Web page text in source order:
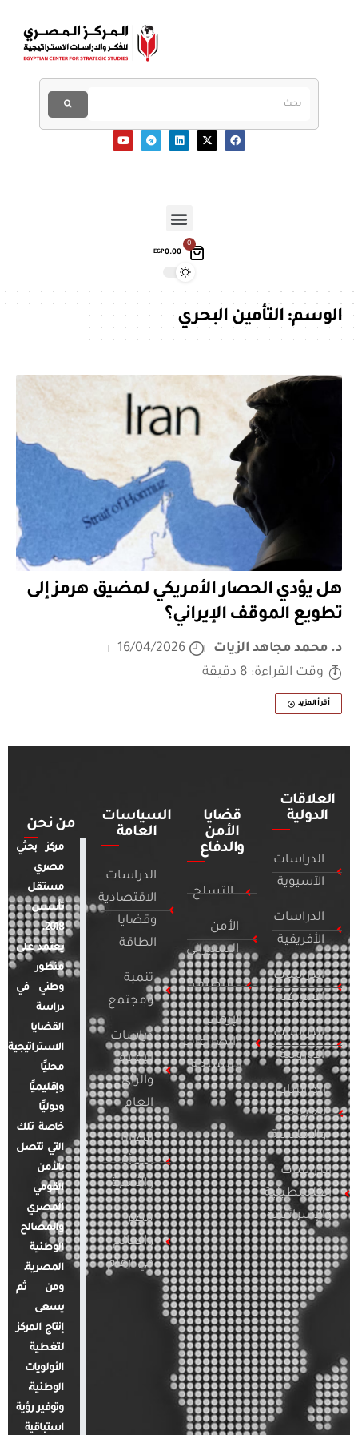
0
EGP0.00
الوسم:التأمين البحري
هل يؤدي الحصار الأمريكي لمضيق هرمز إلى
تطويع الموقف الإيراني؟
د. محمد مجاهد الزيات
16/04/2026
وقت القراءة: 8 دقيقة
أقرأ المزيد
العلاقات
الدولية
الدراسات
الآسيوية
الدراسات
الأفريقية
الدراسات
الأمريكية
الدراسات
الأوروبية
الدراسات
العربية
والإقليمية
الدراسات
الفلسطينية
والإسرائيلية
قضايا
الأمن
والدفاع
التسلح
الأمن
السيبراني
التطرف
الإرهاب
والصراعات
المسلحة
السياسات
العامة
الدراسات
الاقتصادية
وقضايا
الطاقة
تنمية
ومجتمع
دراسات
الإعلام
والرأي
العام
قضايا
المرأة
والأسرة
مصر
والعالم
في أرقام
من نحن
مركز بحثي
مصري
مستقل
تأسس
2018.
يعتمد على
منظور
وطني في
دراسة
القضايا
الاستراتيجية
محليًا
وإقليميًا
ودوليًا
خاصة تلك
التي تتصل
بالأمن
القومي
المصري
والمصالح
الوطنية
المصرية.
ومن ثم
يسعى
إنتاج المركز
لتغطية
الأولويات
الوطنية،
وتوفير رؤية
استباقية